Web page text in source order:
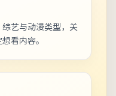
艺与动漫类型，关
看内容。